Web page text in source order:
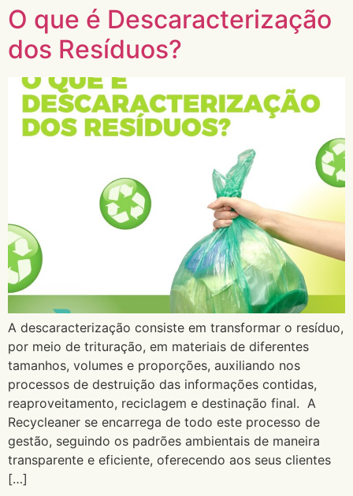
O que é Descaracterização
dos Resíduos?
A descaracterização consiste em transformar o resíduo,
por meio de trituração, em materiais de diferentes
tamanhos, volumes e proporções, auxiliando nos
processos de destruição das informações contidas,
reaproveitamento, reciclagem e destinação final. A
Recycleaner se encarrega de todo este processo de
gestão, seguindo os padrões ambientais de maneira
transparente e eficiente, oferecendo aos seus clientes
[…]